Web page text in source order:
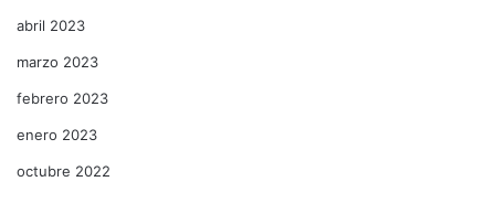
abril 2023
marzo 2023
febrero 2023
enero 2023
octubre 2022